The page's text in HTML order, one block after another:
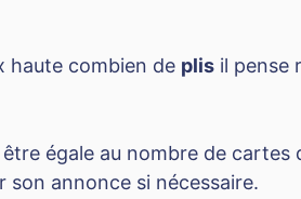
haute combien de plis il pense
égale au nombre de cartes
annonce si nécessaire.